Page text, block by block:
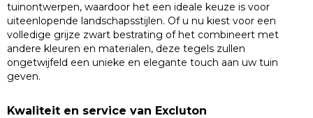
tuinontwerpen, waardoor het een ideale keuze is voor
uiteenlopende landschapsstijlen. Of u nu kiest voor een
volledige grijze zwart bestrating of het combineert met
andere kleuren en materialen, deze tegels zullen
ongetwijfeld een unieke en elegante touch aan uw tuin
geven.
Kwaliteit en service van Excluton